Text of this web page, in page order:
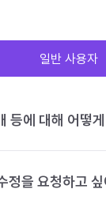
일반 사용자
등에 대해 어떻
정을 요청하고